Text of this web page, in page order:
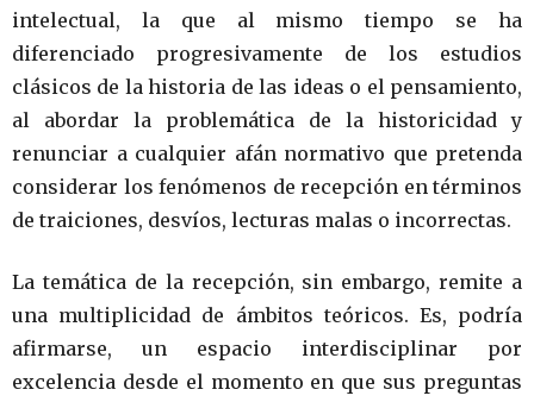
intelectual, la que al mismo tiempo se ha
diferenciado progresivamente de los estudios
clásicos de la historia de las ideas o el pensamiento,
al abordar la problemática de la historicidad y
renunciar a cualquier afán normativo que pretenda
considerar los fenómenos de recepción en términos
de traiciones, desvíos, lecturas malas o incorrectas.
La temática de la recepción, sin embargo, remite a
una multiplicidad de ámbitos teóricos. Es, podría
afirmarse, un espacio interdisciplinar por
excelencia desde el momento en que sus preguntas